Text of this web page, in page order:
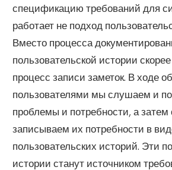
спецификацию требований для
работает не подход
Вместо процесса
пользовательской истории
процесс записи заметок. В ходе
пользователями мы слушаем и
проблемы и потребности, а затем
записываем их потребности в
пользовательских историй. Эти
истории станут источником